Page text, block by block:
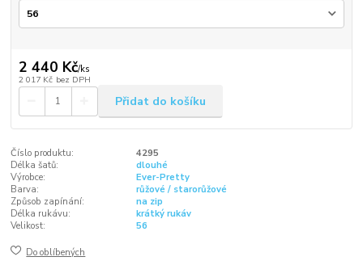
2 440 Kč/ks
2 017 Kč bez DPH
Přidat do košíku
Číslo produktu:
4295
Délka šatů:
dlouhé
Výrobce:
Ever-Pretty
Barva:
růžové / starorůžové
Způsob zapínání:
na zip
Délka rukávu:
krátký rukáv
Velikost:
56
Do oblíbených